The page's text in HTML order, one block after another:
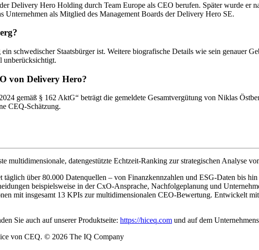
Delivery Hero Holding durch Team Europe als CEO berufen. Später wurde er
Unternehmen als Mitglied des Management Boards der Delivery Hero SE.
schwedischer Staatsbürger ist. Weitere biografische Details wie sein genauer
unberücksichtigt.
von Delivery Hero?
gemäß § 162 AktG“ beträgt die gemeldete Gesamtvergütung von Niklas
CEQ-Schätzung.
multidimensionale, datengestützte Echtzeit-Ranking zur strategischen Analyse
täglich über 80.000 Datenquellen – von Finanzkennzahlen und ESG-Daten bis
beispielsweise in der CxO-Ansprache, Nachfolgeplanung und
mit insgesamt 13 KPIs zur multidimensionalen CEO-Bewertung. Entwickelt
Sie auch auf unserer Produktseite: https://hiceq.com und auf dem
von CEQ. © 2026 The IQ Company